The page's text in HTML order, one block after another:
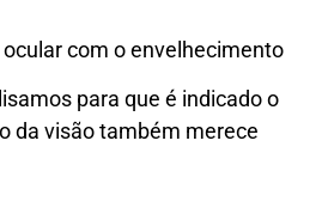
com o envelhecimento
para que é indicado o
da visão também merece